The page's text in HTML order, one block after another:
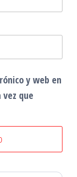
y web en
que